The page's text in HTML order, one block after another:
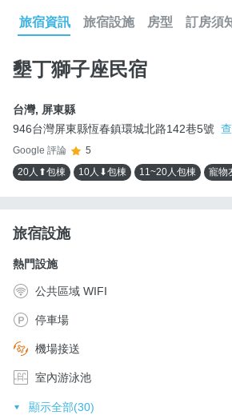
旅宿資訊 旅宿設施 房型 訂房須
墾丁獅子座民宿
台灣, 屏東縣
946台灣屏東縣恆春鎮環城北路142巷5號
Google 評論
5
20人⬆包棟
10人⬇包棟 11~20人包棟 寵物
旅宿設施
熱門設施
公共區域 WIFI
停車場
機場接送
室內游泳池
顯示全部(30)